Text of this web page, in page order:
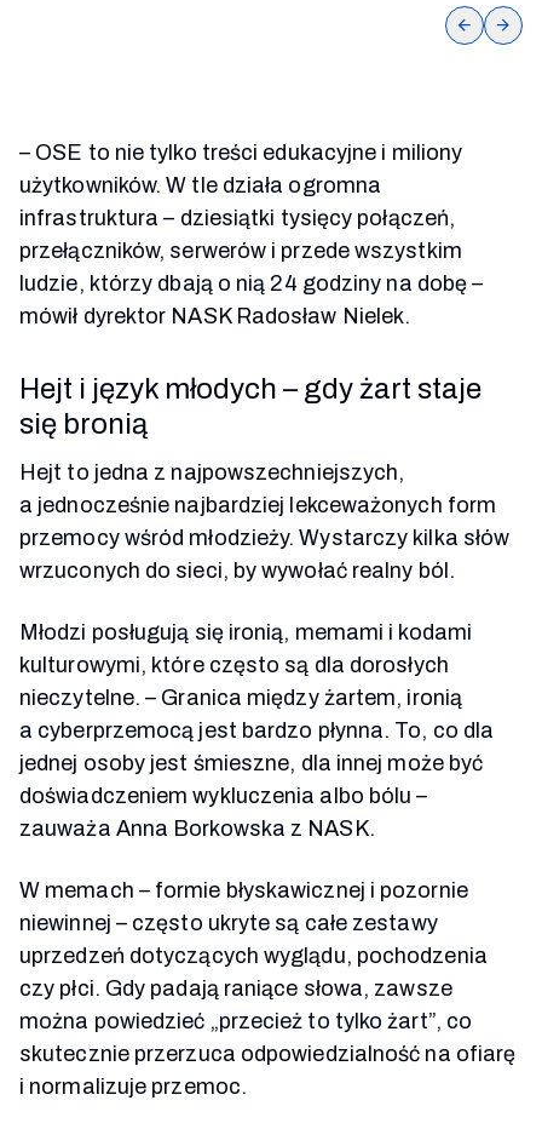
– OSE to nie tylko treści edukacyjne i miliony
użytkowników. W tle działa ogromna
infrastruktura – dziesiątki tysięcy połączeń,
przełączników, serwerów i przede wszystkim
ludzie, którzy dbają o nią 24 godziny na dobę –
mówił dyrektor NASK Radosław Nielek.
Hejt i język młodych – gdy żart staje
się bronią
Hejt to jedna z najpowszechniejszych,
a jednocześnie najbardziej lekceważonych form
przemocy wśród młodzieży. Wystarczy kilka słów
wrzuconych do sieci, by wywołać realny ból.
Młodzi posługują się ironią, memami i kodami
kulturowymi, które często są dla dorosłych
nieczytelne. – Granica między żartem, ironią
a cyberprzemocą jest bardzo płynna. To, co dla
jednej osoby jest śmieszne, dla innej może być
doświadczeniem wykluczenia albo bólu –
zauważa Anna Borkowska z NASK.
W memach – formie błyskawicznej i pozornie
niewinnej – często ukryte są całe zestawy
uprzedzeń dotyczących wyglądu, pochodzenia
czy płci. Gdy padają raniące słowa, zawsze
można powiedzieć „przecież to tylko żart”, co
skutecznie przerzuca odpowiedzialność na ofiarę
i normalizuje przemoc.